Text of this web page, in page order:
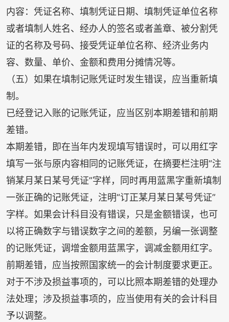
内容：凭证名称、填制凭证日期、填制凭证单位名称
或者填制人姓名、经办人的签名或者盖章、被分割凭
证的名称及号码、接受凭证单位名称、经济业务内
容、数量、单价、金额和费用分摊情况等。
（五）如果在填制记账凭证时发生错误，应当重新填
制。
已经登记入账的记账凭证，应当区别本期差错和前期
差错。
本期差错，即在当年内发现填写错误时，可以用红字
填写一张与原内容相同的记账凭证，在摘要栏注明“注
销某月某日某号凭证”字样，同时再用蓝黑字重新填制
一张正确的记账凭证，注明“订正某月某日某号凭证”
字样。如果会计科目没有错误，只是金额错误，也可
以将正确数字与错误数字之间的差额，另编一张调整
的记账凭证，调增金额用蓝黑字，调减金额用红字。
前期差错，应当按照国家统一的会计制度要求更正。
对于不涉及损益事项的，可以比照本期差错的处理办
法处理；涉及损益事项的，应当使用有关的会计科目
予以调整。